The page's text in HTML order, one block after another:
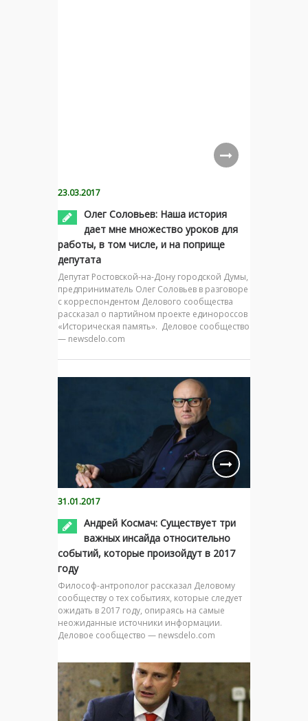
23.03.2017
Олег Соловьев: Наша история
дает мне множество уроков для
работы, в том числе, и на поприще
депутата
Депутат Ростовской-на-Дону городской Думы,
предприниматель Олег Соловьев в разговоре
с корреспондентом Делового сообщества
рассказал о партийном проекте единороссов
«Историческая память». Деловое сообщество
— newsdelo.com
31.01.2017
Андрей Космач: Существует три
важных инсайда относительно
событий, которые произойдут в 2017
году
Философ-антрополог рассказал Деловому
сообществу о тех событиях, которые следует
ожидать в 2017 году, опираясь на самые
неожиданные источники информации.
Деловое сообщество — newsdelo.com